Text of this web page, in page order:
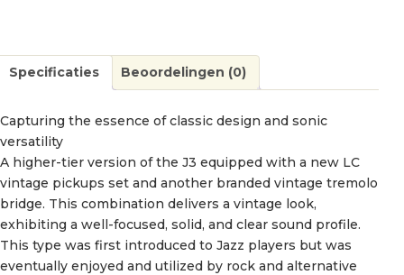
Specificaties Beoordelingen (0)
Capturing the essence of classic design and sonic
versatility
A higher-tier version of the J3 equipped with a new LC
vintage pickups set and another branded vintage tremolo
bridge. This combination delivers a vintage look,
exhibiting a well-focused, solid, and clear sound profile.
This type was first introduced to Jazz players but was
eventually enjoyed and utilized by rock and alternative